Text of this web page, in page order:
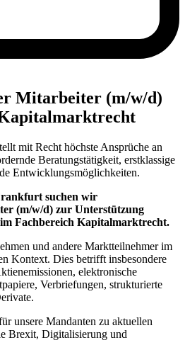
Mitarbeiter (m/w/d)
mit Recht höchste Ansprüche an
Beratungstätigkeit, erstklassige
Entwicklungsmöglichkeiten.
suchen wir
(m/w/d) zur Unterstützung
Fachbereich Kapitalmarktrecht.
und andere Marktteilnehmer im
Kontext. Dies betrifft insbesondere
elektronische
Verbriefungen, strukturierte
unsere Mandanten zu aktuellen
Brexit, Digitalisierung und